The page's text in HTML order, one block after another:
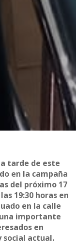
tarde de este
en la campaña
del próximo 17
19:30 horas en
en la calle
importante
en
actual.